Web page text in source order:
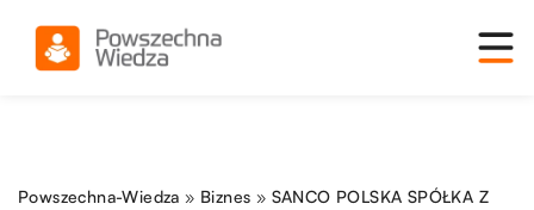
Powszechna-Wiedza » Biznes » SANCO POLSKA SPÓŁKA Z